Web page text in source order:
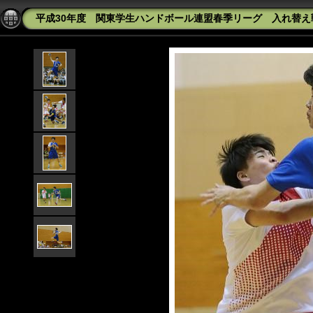
平成30年度 関東学生ハンドボール連盟春季リーグ 入れ替